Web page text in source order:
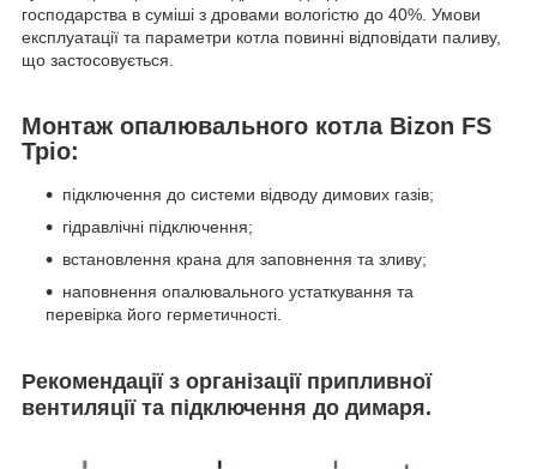
господарства в суміші з дровами вологістю до 40%. Умови
експлуатації та параметри котла повинні відповідати паливу,
що застосовується.
Монтаж опалювального котла Bizon FS
Тріо:
підключення до системи відводу димових газів;
гідравлічні підключення;
встановлення крана для заповнення та зливу;
наповнення опалювального устаткування та
перевірка його герметичності.
Рекомендації з організації припливної
вентиляції та підключення до димаря.